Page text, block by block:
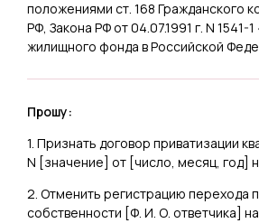
положениями ст. 168 Гражданского
РФ, Закона РФ от 04.07.1991 г. N 1541-
жилищного фонда в Российской
Прошу:
1. Признать договор приватизации
N [значение] от [число, месяц, год]
2. Отменить регистрацию перехода
собственности [Ф. И. О. ответчика]